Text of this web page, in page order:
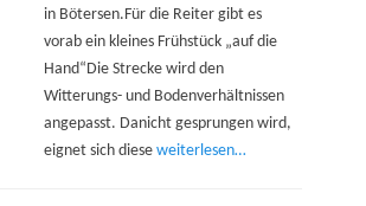
in Bötersen.Für die Reiter gibt es
vorab ein kleines Frühstück „auf die
Hand“Die Strecke wird den
Witterungs- und Bodenverhältnissen
angepasst. Danicht gesprungen wird,
eignet sich dieseweiterlesen…